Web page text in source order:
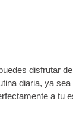
disfrutar
diaria, ya sea
a tu